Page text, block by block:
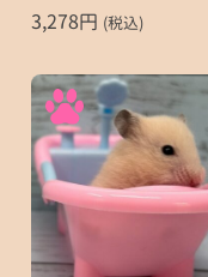
3,278円 (税込)